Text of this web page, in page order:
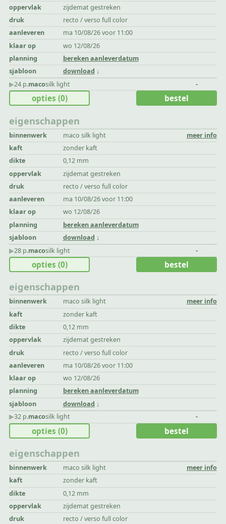
oppervlak
zijdemat gestreken
druk
recto / verso full color
aanleveren
ma 10/08/26 voor 11:00
klaar op
wo 12/08/26
planning
bereken aanleverdatum
sjabloon
download
▶︎24 p.macosilk light -
eigenschappen
binnenwerk maco silk light
meer info
kaft
zonder kaft
dikte
0,12 mm
oppervlak
zijdemat gestreken
druk
recto / verso full color
aanleveren
ma 10/08/26 voor 11:00
klaar op
wo 12/08/26
planning
bereken aanleverdatum
sjabloon
download
opties (0) bestel
▶︎28 p.macosilk light -
eigenschappen
binnenwerk maco silk light
meer info
kaft
zonder kaft
dikte
0,12 mm
oppervlak
zijdemat gestreken
druk
recto / verso full color
aanleveren
ma 10/08/26 voor 11:00
klaar op
wo 12/08/26
planning
bereken aanleverdatum
sjabloon
download
opties (0) bestel
▶︎32 p.macosilk light -
eigenschappen
binnenwerk maco silk light
meer info
kaft
zonder kaft
dikte
0,12 mm
oppervlak
zijdemat gestreken
druk
recto / verso full color
opties (0) bestel